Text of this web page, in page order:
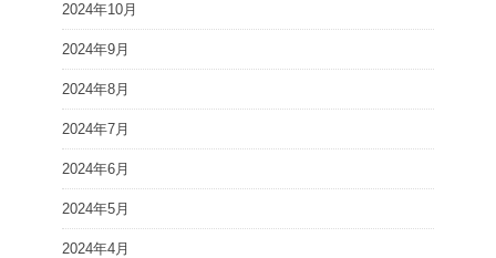
2024年10月
2024年9月
2024年8月
2024年7月
2024年6月
2024年5月
2024年4月